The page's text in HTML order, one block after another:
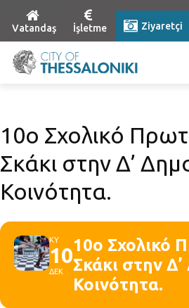
Vatandaş İşletme Ziyaretçi
10ο Σχολικό
Σκάκι στην Δ’
Κοινότητα.
ΚΥ
10
ΔΕΚ
10ο Σχολικό
Σκάκι στην
Κοινότητα.